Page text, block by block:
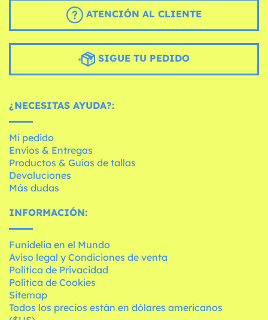
ATENCIÓN AL CLIENTE
SIGUE TU PEDIDO
¿NECESITAS AYUDA?:
Mi pedido
Envíos & Entregas
Productos & Guías de tallas
Devoluciones
Más dudas
INFORMACIÓN:
Funidelia en el Mundo
Aviso legal y Condiciones de venta
Política de Privacidad
Política de Cookies
Sitemap
Todos los precios están en dólares americanos